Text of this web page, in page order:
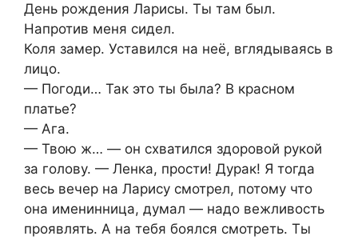
День рождения Ларисы. Ты там был.
Напротив меня сидел.
Коля замер. Уставился на неё, вглядываясь в
лицо.
— Погоди… Так это ты была? В красном
платье?
— Ага.
— Твою ж… — он схватился здоровой рукой
за голову. — Ленка, прости! Дурак! Я тогда
весь вечер на Ларису смотрел, потому что
она именинница, думал — надо вежливость
проявлять. А на тебя боялся смотреть. Ты